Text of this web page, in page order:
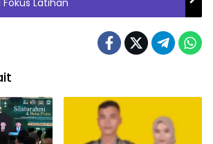
Latihan